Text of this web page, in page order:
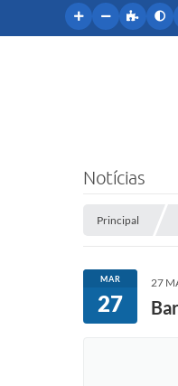
Notícias
Principal
MAR
27
27